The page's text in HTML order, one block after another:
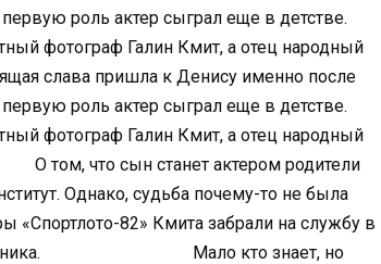
роль актер сыграл еще в детстве.
фотограф Галин Кмит, а отец народный
пришла к Денису именно после
роль актер сыграл еще в детстве.
фотограф Галин Кмит, а отец народный
станет актером родители
Однако, судьба почему-то не была
«Спортлото-82» Кмита забрали на службу в
Мало кто знает, но